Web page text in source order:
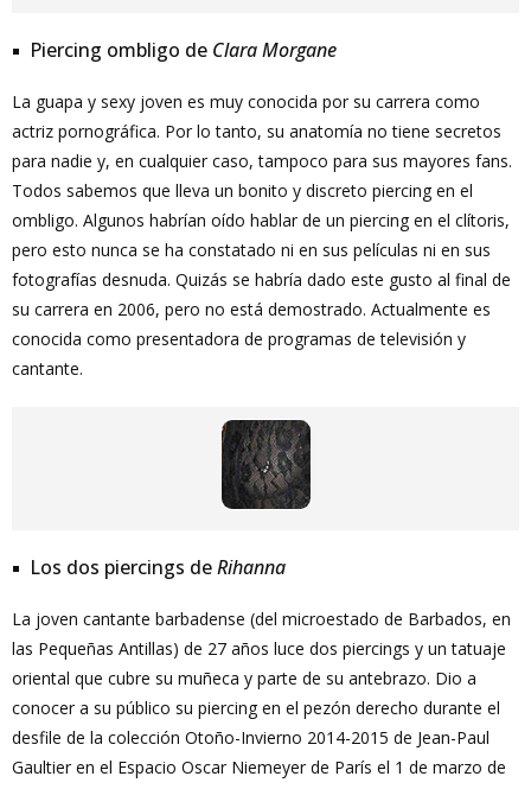
Piercing ombligo de Clara Morgane
La guapa y sexy joven es muy conocida por su carrera como
actriz pornográfica. Por lo tanto, su anatomía no tiene secretos
para nadie y, en cualquier caso, tampoco para sus mayores fans.
Todos sabemos que lleva un bonito y discreto piercing en el
ombligo. Algunos habrían oído hablar de un piercing en el clítoris,
pero esto nunca se ha constatado ni en sus películas ni en sus
fotografías desnuda. Quizás se habría dado este gusto al final de
su carrera en 2006, pero no está demostrado. Actualmente es
conocida como presentadora de programas de televisión y
cantante.
Los dos piercings deRihanna
La joven cantante barbadense (del microestado de Barbados, en
las Pequeñas Antillas) de 27 años luce dos piercings y un tatuaje
oriental que cubre su muñeca y parte de su antebrazo. Dio a
conocer a su público su piercing en el pezón derecho durante el
desfile de la colección Otoño-Invierno 2014-2015 de Jean-Paul
Gaultier en el Espacio Oscar Niemeyer de París el 1 de marzo de